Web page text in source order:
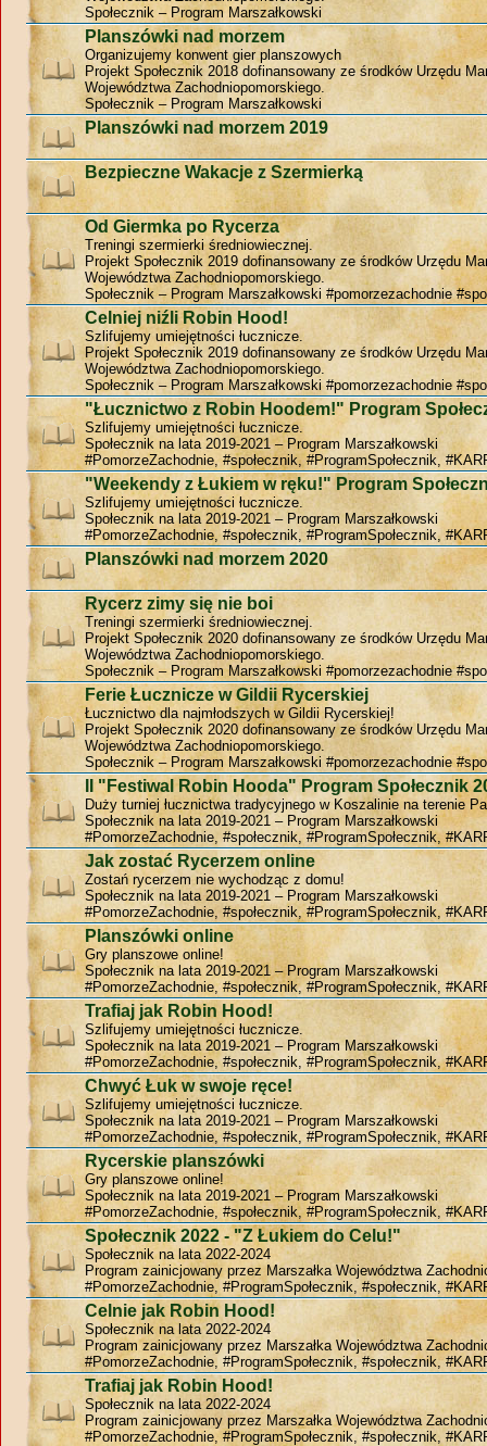
Społecznik – Program Marszałkowski
Planszówki nad morzem
Organizujemy konwent gier planszowych
Projekt Społecznik 2018 dofinansowany ze środków Urzędu
Województwa Zachodniopomorskiego.
Społecznik – Program Marszałkowski
Planszówki nad morzem 2019
Bezpieczne Wakacje z Szermierką
Od Giermka po Rycerza
Treningi szermierki średniowiecznej.
Projekt Społecznik 2019 dofinansowany ze środków Urzędu
Województwa Zachodniopomorskiego.
Społecznik – Program Marszałkowski #pomorzezachodnie
Celniej niźli Robin Hood!
Szlifujemy umiejętności łucznicze.
Projekt Społecznik 2019 dofinansowany ze środków Urzędu
Województwa Zachodniopomorskiego.
Społecznik – Program Marszałkowski #pomorzezachodnie
"Łucznictwo z Robin Hoodem!" Program
Szlifujemy umiejętności łucznicze.
Społecznik na lata 2019-2021 – Program Marszałkowski
#PomorzeZachodnie, #społecznik, #ProgramSpołecznik,
"Weekendy z Łukiem w ręku!" Program
Szlifujemy umiejętności łucznicze.
Społecznik na lata 2019-2021 – Program Marszałkowski
#PomorzeZachodnie, #społecznik, #ProgramSpołecznik,
Planszówki nad morzem 2020
Rycerz zimy się nie boi
Treningi szermierki średniowiecznej.
Projekt Społecznik 2020 dofinansowany ze środków Urzędu
Województwa Zachodniopomorskiego.
Społecznik – Program Marszałkowski #pomorzezachodnie
Ferie Łucznicze w Gildii Rycerskiej
Łucznictwo dla najmłodszych w Gildii Rycerskiej!
Projekt Społecznik 2020 dofinansowany ze środków Urzędu
Województwa Zachodniopomorskiego.
Społecznik – Program Marszałkowski #pomorzezachodnie
II "Festiwal Robin Hooda" Program Społecznik
Duży turniej łucznictwa tradycyjnego w Koszalinie na terenie
Społecznik na lata 2019-2021 – Program Marszałkowski
#PomorzeZachodnie, #społecznik, #ProgramSpołecznik,
Jak zostać Rycerzem online
Zostań rycerzem nie wychodząc z domu!
Społecznik na lata 2019-2021 – Program Marszałkowski
#PomorzeZachodnie, #społecznik, #ProgramSpołecznik,
Planszówki online
Gry planszowe online!
Społecznik na lata 2019-2021 – Program Marszałkowski
#PomorzeZachodnie, #społecznik, #ProgramSpołecznik,
Trafiaj jak Robin Hood!
Szlifujemy umiejętności łucznicze.
Społecznik na lata 2019-2021 – Program Marszałkowski
#PomorzeZachodnie, #społecznik, #ProgramSpołecznik,
Chwyć Łuk w swoje ręce!
Szlifujemy umiejętności łucznicze.
Społecznik na lata 2019-2021 – Program Marszałkowski
#PomorzeZachodnie, #społecznik, #ProgramSpołecznik,
Rycerskie planszówki
Gry planszowe online!
Społecznik na lata 2019-2021 – Program Marszałkowski
#PomorzeZachodnie, #społecznik, #ProgramSpołecznik,
Społecznik 2022 - "Z Łukiem do Celu!"
Społecznik na lata 2022-2024
Program zainicjowany przez Marszałka Województwa
#PomorzeZachodnie, #ProgramSpołecznik, #społecznik,
Celnie jak Robin Hood!
Społecznik na lata 2022-2024
Program zainicjowany przez Marszałka Województwa
#PomorzeZachodnie, #ProgramSpołecznik, #społecznik,
Trafiaj jak Robin Hood!
Społecznik na lata 2022-2024
Program zainicjowany przez Marszałka Województwa
#PomorzeZachodnie, #ProgramSpołecznik, #społecznik,